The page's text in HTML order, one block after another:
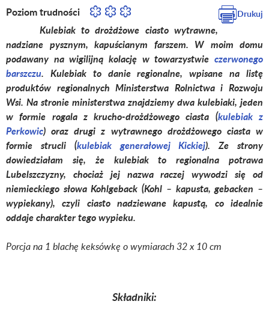
Drukuj
Poziom trudności
Kulebiak to drożdżowe ciasto wytrawne,
nadziane pysznym, kapuścianym farszem. W moim domu
podawany na wigilijną kolację w towarzystwie czerwonego
barszczu. Kulebiak to danie regionalne, wpisane na listę
produktów regionalnych Ministerstwa Rolnictwa i Rozwoju
Wsi. Na stronie ministerstwa znajdziemy dwa kulebiaki, jeden
w formie rogala z krucho-drożdżowego ciasta (kulebiak z
Perkowic) oraz drugi z wytrawnego drożdżowego ciasta w
formie strucli (kulebiak generałowej Kickiej). Ze strony
dowiedziałam się, że kulebiak to regionalna potrawa
Lubelszczyzny, chociaż jej nazwa raczej wywodzi się od
niemieckiego słowa Kohlgeback (Kohl – kapusta, gebacken –
wypiekany), czyli ciasto nadziewane kapustą, co idealnie
oddaje charakter tego wypieku.
Porcja na 1 blachę keksówkę o wymiarach 32 x 10 cm
Składniki: